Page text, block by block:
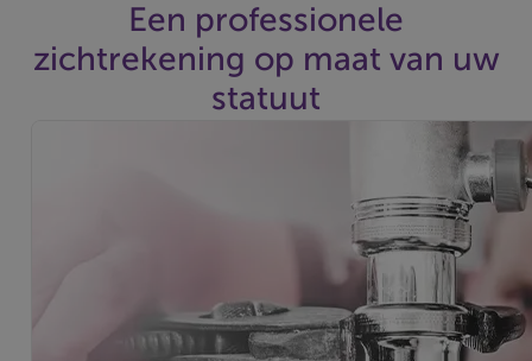
Een professionele
zichtrekening op maat van uw
statuut